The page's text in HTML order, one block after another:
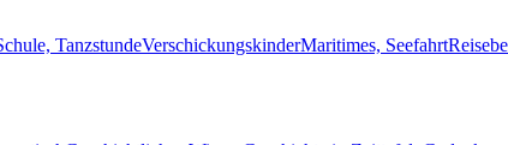
TanzstundeVerschickungskinderMaritimes, Seefahrt